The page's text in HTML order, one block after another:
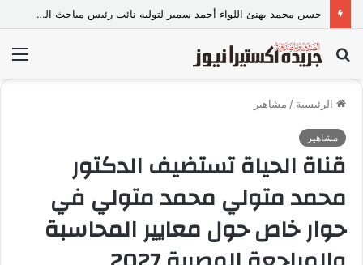
محمود نشأت يقتحم سوق الدعاية الرقمية في مصر بخدمات مبتكرة لشحن عملات تيك توك وزيادة التفاعل
بحث
عن
الرئيسية / مشاهير
مشاهير
قناة الحياة تستضيف الدكتور
محمد متولي محمد متولي في
حوار خاص حول معايير المحاسبة